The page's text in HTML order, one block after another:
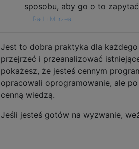
sposobu, aby go o to
Radu Murzea,
Jest to dobra praktyka dla
przejrzeć i przeanalizować
pokażesz, że jesteś cennym
opracowali oprogramowanie, ale
cenną wiedzą.
Jeśli jesteś gotów na wyzwanie,